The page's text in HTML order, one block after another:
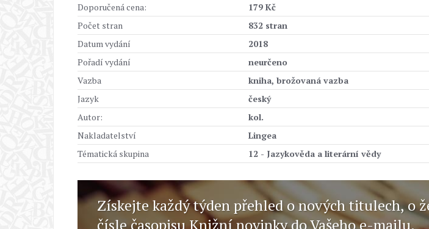
Doporučená cena:
179 Kč
Počet stran
832 stran
Datum vydání
2018
Pořadí vydání
neurčeno
Vazba
kniha, brožovaná vazba
Jazyk
český
Autor:
kol.
Nakladatelství
Lingea
Tématická skupina
12 - Jazykověda a literární vědy
Získejte každý týden přehled o nových titulech, o
čísle časopisu Knižní novinky do Vašeho e-mailu.